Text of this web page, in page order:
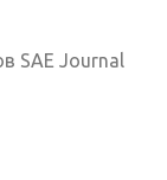
SAE Journal